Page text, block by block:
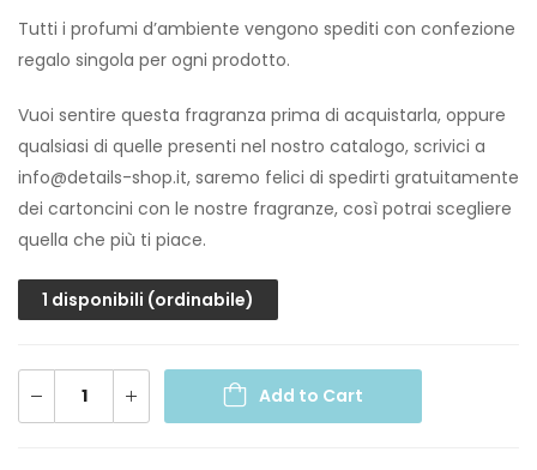
Tutti i profumi d’ambiente vengono spediti con confezione
regalo singola per ogni prodotto.
Vuoi sentire questa fragranza prima di acquistarla, oppure
qualsiasi di quelle presenti nel nostro catalogo, scrivici a
info@details-shop.it, saremo felici di spedirti gratuitamente
dei cartoncini con le nostre fragranze, così potrai scegliere
quella che più ti piace.
1 disponibili (ordinabile)
Add to Cart